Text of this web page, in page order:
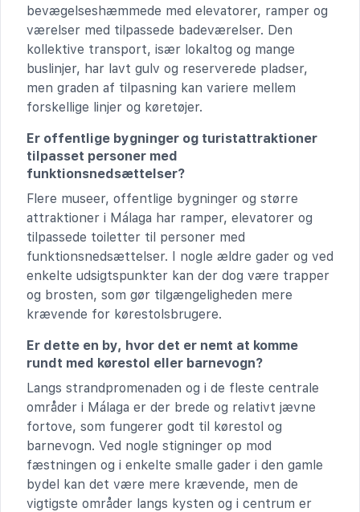
bevægelseshæmmede med elevatorer, ramper og
værelser med tilpassede badeværelser. Den
kollektive transport, især lokaltog og mange
buslinjer, har lavt gulv og reserverede pladser,
men graden af tilpasning kan variere mellem
forskellige linjer og køretøjer.
Er offentlige bygninger og turistattraktioner
tilpasset personer med
funktionsnedsættelser?
Flere museer, offentlige bygninger og større
attraktioner i Málaga har ramper, elevatorer og
tilpassede toiletter til personer med
funktionsnedsættelser. I nogle ældre gader og ved
enkelte udsigtspunkter kan der dog være trapper
og brosten, som gør tilgængeligheden mere
krævende for kørestolsbrugere.
Er dette en by, hvor det er nemt at komme
rundt med kørestol eller barnevogn?
Langs strandpromenaden og i de fleste centrale
områder i Málaga er der brede og relativt jævne
fortove, som fungerer godt til kørestol og
barnevogn. Ved nogle stigninger op mod
fæstningen og i enkelte smalle gader i den gamle
bydel kan det være mere krævende, men de
vigtigste områder langs kysten og i centrum er